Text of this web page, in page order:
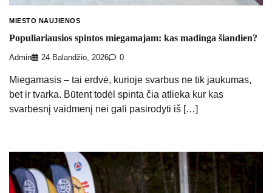
MIESTO NAUJIENOS
Populiariausios spintos miegamajam: kas madinga šiandien?
Admin 24 Balandžio, 2026 0
Miegamasis – tai erdvė, kurioje svarbus ne tik jaukumas,
bet ir tvarka. Būtent todėl spinta čia atlieka kur kas
svarbesnį vaidmenį nei gali pasirodyti iš […]